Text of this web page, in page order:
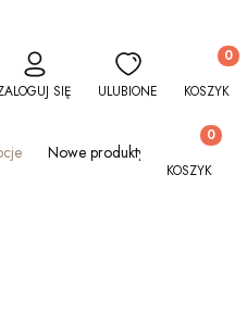
SIĘ ULUBIONE KOSZYK
Nowe produkty
Produkty
KOSZYK